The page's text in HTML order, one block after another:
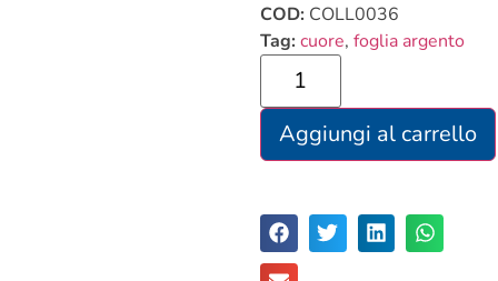
COD: COLL0036
Tag:cuore, foglia argento
Aggiungi al carrello